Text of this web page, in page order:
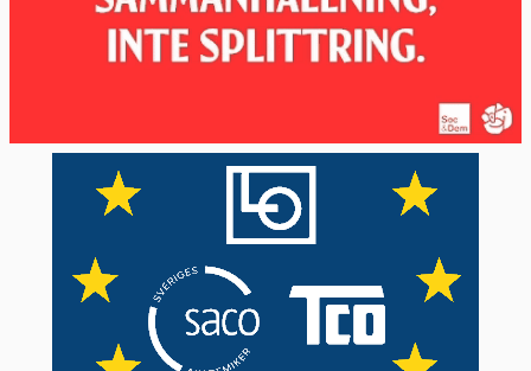
minst 78 procent, minska skillnaden i
sysselsättning mellan män och kvinnor,
eller studerar i åldern 15–29 år och att minst
60 procent av vuxna 25-64 år ska delta i
vidareutbildning eller kompetensutveckling
varje år.
I Sverige är flera av arbetsmarknadens
parter oroliga över om delar av den sociala
pelaren kommer att begränsa den svenska
kollektivavtalsmodellen det vill säga